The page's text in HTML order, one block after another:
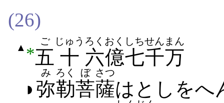
(26)
▲ *五
ご
十
じゅう
六億
ろくおく
七千
しちせん
万
まん
◗ 弥
み
勒
ろく
菩
ぼ
薩
さつ
は​とし​を​へ​